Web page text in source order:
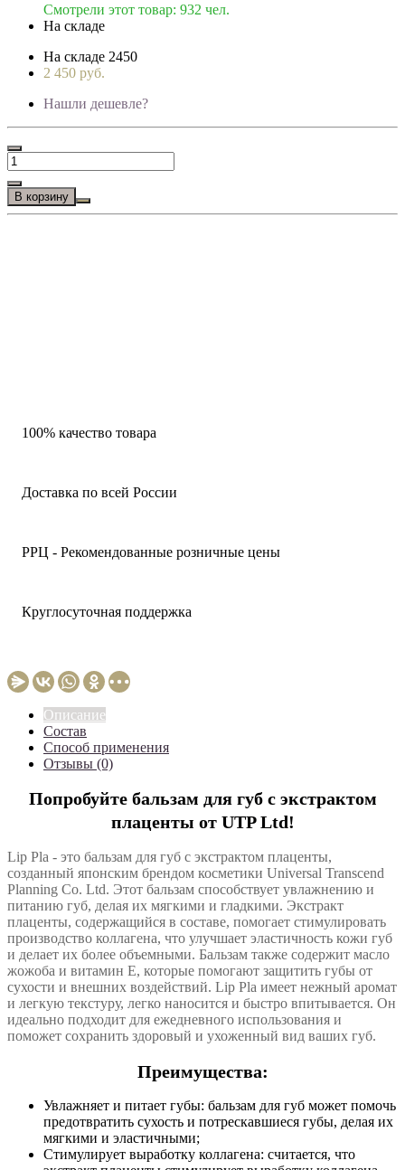
Смотрели этот товар: 932 чел.
На складе
На складе 2450
2 450 руб.
Нашли дешевле?
В корзину
100% качество товара
Доставка по всей России
РРЦ - Рекомендованные розничные цены
Круглосуточная поддержка
Описание
Состав
Способ применения
Отзывы (0)
Попробуйте бальзам для губ с экстрактом
плаценты от UTP Ltd!
Lip Pla - это бальзам для губ с экстрактом плаценты,
созданный японским брендом косметики Universal Transcend
Planning Co. Ltd. Этот бальзам способствует увлажнению и
питанию губ, делая их мягкими и гладкими. Экстракт
плаценты, содержащийся в составе, помогает стимулировать
производство коллагена, что улучшает эластичность кожи губ
и делает их более объемными. Бальзам также содержит масло
жожоба и витамин Е, которые помогают защитить губы от
сухости и внешних воздействий. Lip Pla имеет нежный аромат
и легкую текстуру, легко наносится и быстро впитывается. Он
идеально подходит для ежедневного использования и
поможет сохранить здоровый и ухоженный вид ваших губ.
Преимущества:
Увлажняет и питает губы: бальзам для губ может помочь
предотвратить сухость и потрескавшиеся губы, делая их
мягкими и эластичными;
Стимулирует выработку коллагена: считается, что